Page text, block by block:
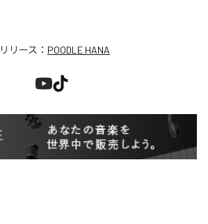
リース： POODLE HANA